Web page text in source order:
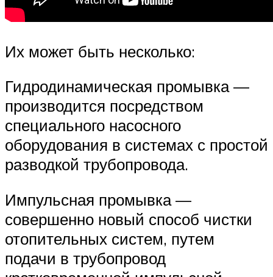
Их может быть несколько:
Гидродинамическая промывка —
производится посредством
специального насосного
оборудования в системах с простой
разводкой трубопровода.
Импульсная промывка —
совершенно новый способ чистки
отопительных систем, путем
подачи в трубопровод